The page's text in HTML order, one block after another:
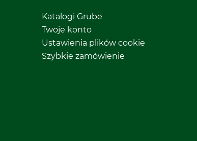
Katalogi Grube
Twoje konto
Ustawienia plików cookie
Szybkie zamówienie